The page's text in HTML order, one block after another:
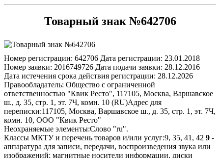
Товарный знак №642706
Номер регистрации: 642706 Дата регистрации: 23.01.2018
Номер заявки: 2016749726 Дата подачи заявки: 28.12.2016
Дата истечения срока действия регистрации: 28.12.2026
Правообладатель: Общество с ограниченной
ответственностью "Квик Ресто", 117105, Москва, Варшавское
ш., д. 35, стр. 1, эт. 7Ч, комн. 10 (RU)Адрес для
переписки:117105, Москва, Варшавское ш., д. 35, стр. 1, эт. 7Ч,
комн. 10, ООО "Квик Ресто"
Неохраняемые элементы:Слово "ru".
Классы МКТУ и перечень товаров и/или услуг:9, 35, 41, 42 9 -
аппаратура для записи, передачи, воспроизведения звука или
изображений; магнитные носители информации, диски